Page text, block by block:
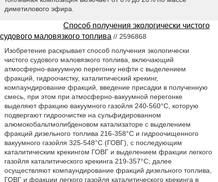
диметилового эфира.
Способ получения экологически чистого
судового маловязкого топлива // 2596868
Изобретение раскрывает способ получения экологически
чистого судового маловязкого топлива, включающий
атмосферно-вакуумную перегонку нефти с выделением
фракций, гидроочистку, каталитический крекинг,
компаундирование фракций, введение присадки в полученную
смесь, при этом при атмосферно-вакуумной перегонке
выделяют фракцию вакуумного газойля 240-560°С, которую
подвергают гидроочистке на сульфидированном
алюмокобальтмолибденовом катализаторе с выделением
фракций дизельного топлива 216-358°С и гидроочищенного
вакуумного газойля 325-548°С (ГОВГ), с последующим
каталитическим крекингом ГОВГ и выделением фракции легкого
газойля каталитического крекинга 219-357°С; далее
осуществляют компаундирование фракций дизельного топлива,
ГОВГ и фракции легкого газойля каталитического крекинга в